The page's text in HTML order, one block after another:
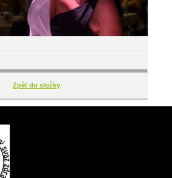
Zpět do složky